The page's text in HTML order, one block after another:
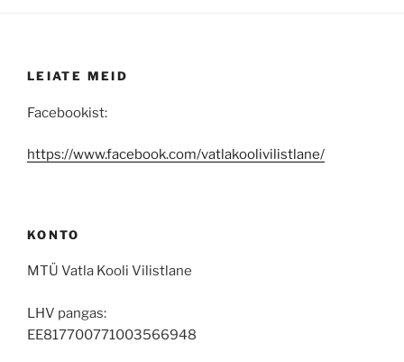
LEIATE MEID
Facebookist:
https://www.facebook.com/vatlakoolivilistlane/
KONTO
MTÜ Vatla Kooli Vilistlane
LHV pangas:
EE817700771003566948